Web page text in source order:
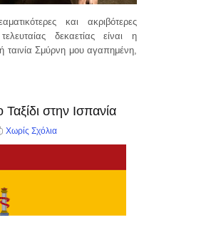
και ακριβότερες
δεκαετίας είναι η
ταινία Σμύρνη μου αγαπημένη,
στην Ισπανία
Χωρίς Σχόλια